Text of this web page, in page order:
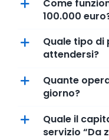
Come
100.000
Quale tipo
attendersi?
Quante
giorno?
Quale il
servizio “Da